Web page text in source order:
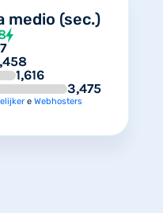
medio (sec.)
1,616
3,475
e Webhosters